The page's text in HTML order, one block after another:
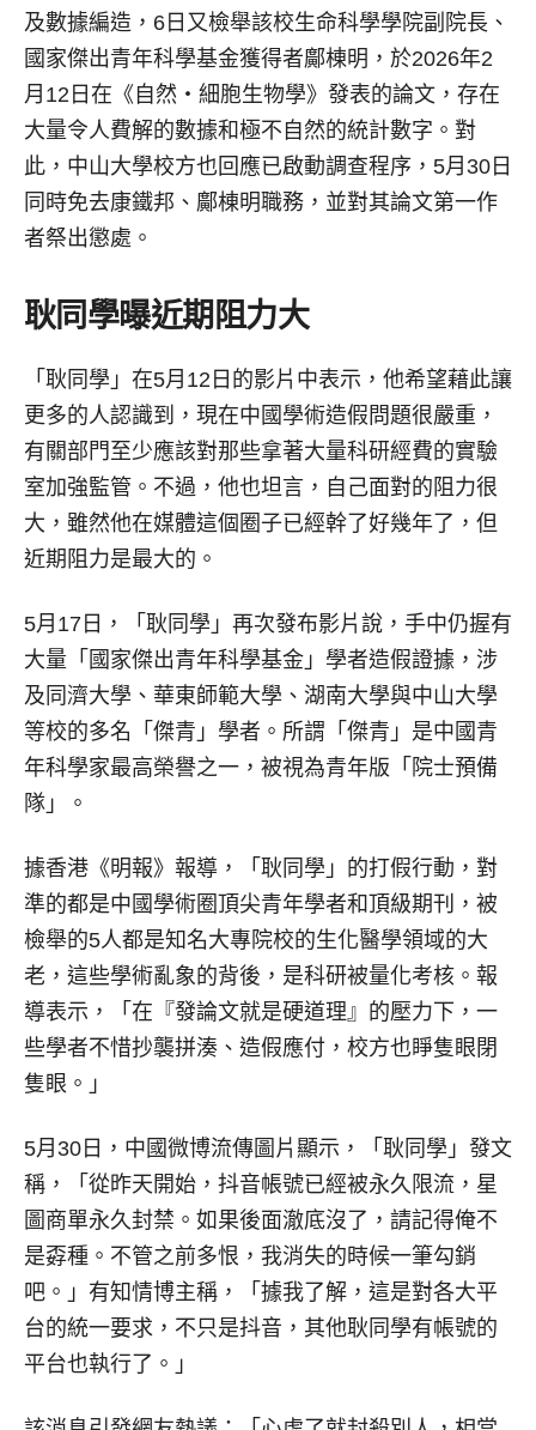
及數據編造，6日又檢舉該校生命科學學院副院長、
國家傑出青年科學基金獲得者鄺棟明，於2026年2
月12日在《自然‧細胞生物學》發表的論文，存在
大量令人費解的數據和極不自然的統計數字。對
此，中山大學校方也回應已啟動調查程序，5月30日
同時免去康鐵邦、鄺棟明職務，並對其論文第一作
者祭出懲處。
耿同學曝近期阻力大
「耿同學」在5月12日的影片中表示，他希望藉此讓
更多的人認識到，現在中國學術造假問題很嚴重，
有關部門至少應該對那些拿著大量科研經費的實驗
室加強監管。不過，他也坦言，自己面對的阻力很
大，雖然他在媒體這個圈子已經幹了好幾年了，但
近期阻力是最大的。
5月17日，「耿同學」再次發布影片說，手中仍握有
大量「國家傑出青年科學基金」學者造假證據，涉
及同濟大學、華東師範大學、湖南大學與中山大學
等校的多名「傑青」學者。所謂「傑青」是中國青
年科學家最高榮譽之一，被視為青年版「院士預備
隊」。
據香港《明報》報導，「耿同學」的打假行動，對
準的都是中國學術圈頂尖青年學者和頂級期刊，被
檢舉的5人都是知名大專院校的生化醫學領域的大
老，這些學術亂象的背後，是科研被量化考核。報
導表示，「在『發論文就是硬道理』的壓力下，一
些學者不惜抄襲拼湊、造假應付，校方也睜隻眼閉
隻眼。」
5月30日，中國微博流傳圖片顯示，「耿同學」發文
稱，「從昨天開始，抖音帳號已經被永久限流，星
圖商單永久封禁。如果後面澈底沒了，請記得俺不
是孬種。不管之前多恨，我消失的時候一筆勾銷
吧。」有知情博主稱，「據我了解，這是對各大平
台的統一要求，不只是抖音，其他耿同學有帳號的
平台也執行了。」